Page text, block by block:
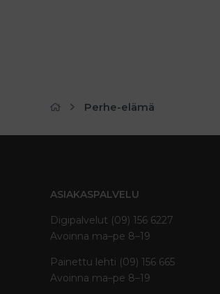
Perhe-elämä
ASIAKASPALVELU
Digipalvelut (09) 156 6227
Avoinna ma–pe 8–19
Painettu lehti (09) 156 665
Avoinna ma–pe 8–19